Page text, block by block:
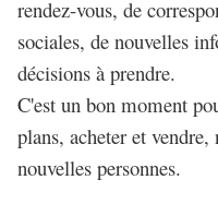
rendez-vous, de
sociales, de nouvelles
décisions à prendre.
C'est un bon moment
plans, acheter et
nouvelles personnes.